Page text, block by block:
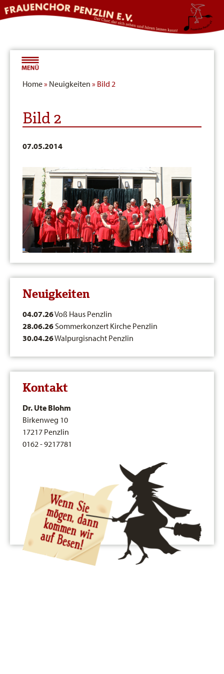
Home» Neuigkeiten » Bild 2
Bild 2
07.05.2014
Neuigkeiten
04.07.26Voß Haus Penzlin
28.06.26Sommerkonzert Kirche Penzlin
30.04.26Walpurgisnacht Penzlin
Kontakt
Dr. Ute Blohm
Birkenweg 10
17217 Penzlin
0162 - 9217781